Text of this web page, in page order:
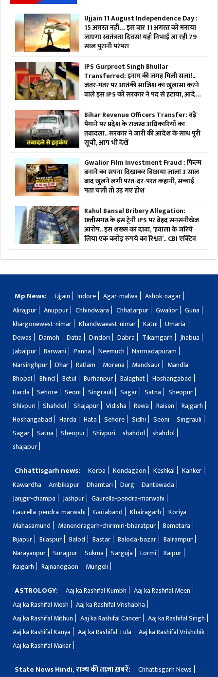
Ujjain 11 August Independence Day :
15 अगस्त नहीं… इस बार 11 अगस्त को मनाया
जाएगा स्वतंत्रता दिवस! यहाँ निभाई जा रही 79
साल पुरानी परंपरा
IPS Gurpreet Singh Bhullar
Transferred: इनाम की जगह मिली सजा!..
जंतर-मंतर पर आतंकी साजिश का खुलासा करने
वाले इस IPS को सरकार ने पद से हटाया, आदेश
भी जारी
Bihar Revenue Officers Transfer: बड़े
पैमाने पर प्रदेश के राजस्व अधिकारियों का
तबादला.. सरकार ने जारी की आदेश के साथ पूरी
सूची, आप भी देखें
Gwalior Film Investment Fraud : फिल्म
बनाने का सपना दिखाकर बिछाया जाल! 3 साल
बाद खुलने लगी परत-दर-परत कहानी, सच्चाई
पता चली तो उड़ गए होश
Rahul Bansal Bribery Allegation:
छत्तीसगढ़ के इस ट्रेनी IPS पर बेहद सनसनीखेज
आरोप.. इस शख्स का दावा, ‘हवाला के जरिये
लिया एक करोड़ रुपये का रिश्वत’.. CBI एक्टिव
Mp News: Ujjain Indore Agar-malwa
Ashok-nagar
Alirajpur
Anuppur Chhindwara Chhatarpur Gwalior
Guna
khargonewest-nimar
Khandwaeast-nimar Katni
Umaria
Dewas
Damoh Datia Dindori Dabra Tikamgarh
Jhabua
Jabalpur
Barwani Panna Neemuch
Narmadapuram
Narsinghpur
Dhar Ratlam Morena Mandsaur
Mandla
Bhopal
Bhind Betul Burhanpur Balaghat
Hoshangabad
Harda
Sehore Seoni Singrauli Sagar Satna
Sheopur
Shivpuri
Shahdol Shajapur Vidisha Rewa Raisen
Rajgarh
Hoshangabad
Harda Hata Sehore Sidhi Seoni
Singrauli
Sagar
Satna Sheopur Shivpuri shahdol
shahdol
shajapur
Chhattisgarh news: Korba Kondagaon Keshkal
Kanker
Kawardha
Ambikapur Dhamtari Durg
Dantewada
Janjgir-champa
Jashpur
Gaurella-pendra-marwahi
Gaurella-pendra-marwahi
Gariaband Khairagarh
Koriya
Mahasamund
Manendragarh-chirimiri-bharatpur
Bemetara
Bijapur
Bilaspur Balod Bastar Baloda-bazar
Balrampur
Narayanpur
Surajpur Sukma Sarguja Lormi
Raipur
Raigarh
Rajnandgaon Mungeli
ASTROLOGY: Aaj ka Rashifal Kumbh
Aaj ka Rashifal Meen
Aaj ka Rashifal Mesh
Aaj ka Rashifal Vrishabha
Aaj ka Rashifal Mithun
Aaj ka Rashifal Cancer
Aaj ka Rashifal Singh
Aaj ka Rashifal Kanya
Aaj ka Rashifal Tula
Aaj ka Rashifal Vrishchik
Aaj ka Rashifal Makar
State News Hindi, राज्य की ताज़ा ख़बरें:
Chhattisgarh News